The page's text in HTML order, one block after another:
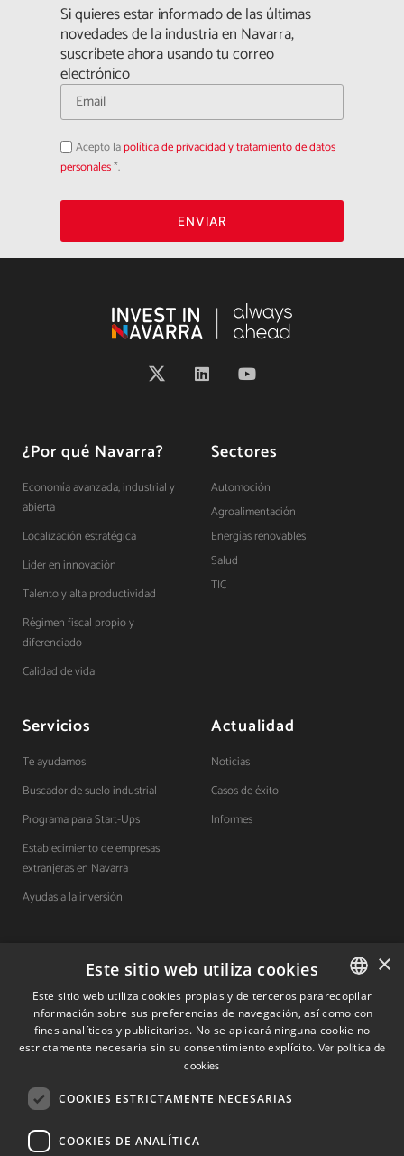
Si quieres estar informado de las últimas
novedades de la industria en Navarra,
suscríbete ahora usando tu correo
electrónico
Acepto
la
política
de
Acepto lapolítica de privacidad y tratamiento de datos
personales*.
ENVIAR
¿Por qué Navarra?
Economía avanzada, industrial y
abierta
Localización estratégica
Líder en innovación
Talento y alta productividad
Régimen fiscal propio y
diferenciado
Calidad de vida
Sectores
Automoción
Agroalimentación
Energías renovables
Salud
TIC
Servicios
Te ayudamos
Buscador de suelo industrial
Programa para Start-Ups
Establecimiento de empresas
extranjeras en Navarra
Ayudas a la inversión
Actualidad
Noticias
Casos de éxito
Informes
Contacto
Quiénes somos
Cuéntanos tu proyecto
(+34) 848 42 19 42
info@investinnavarra.com
SPANISH
SPANISH
×
Este sitio web utiliza cookies
Este sitio web utiliza cookies propias y de terceros pararecopilar
información sobre sus preferencias de navegación, así como con
fines analíticos y publicitarios. No se aplicará ninguna cookie no
estrictamente necesaria sin su consentimiento explícito. Ver política de
cookies
COOKIES ESTRICTAMENTE NECESARIAS
COOKIES DE ANALÍTICA